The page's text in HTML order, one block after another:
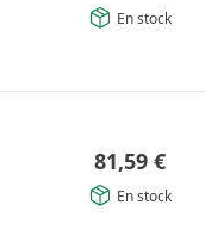
En stock
81,59 €
En stock